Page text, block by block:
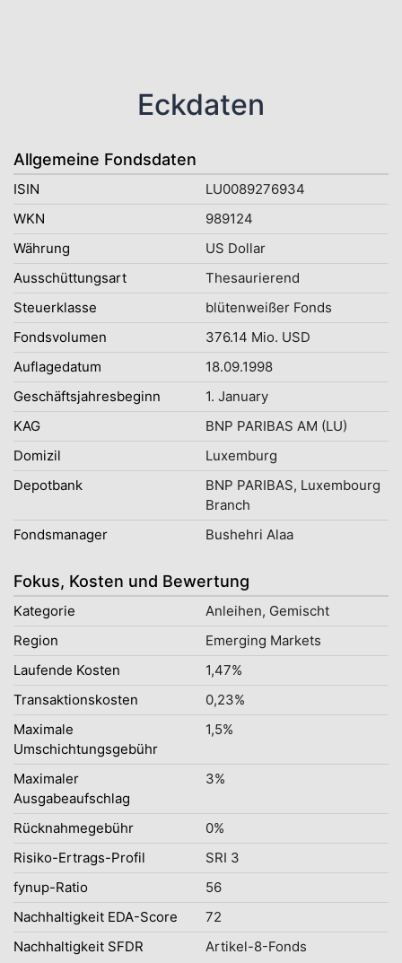
Eckdaten
Allgemeine Fondsdaten
ISIN
LU0089276934
WKN
989124
Währung
US Dollar
Ausschüttungsart
Thesaurierend
Steuerklasse
blütenweißer Fonds
Fondsvolumen
376.14 Mio. USD
Auflagedatum
18.09.1998
Geschäftsjahresbeginn
1. January
KAG
BNP PARIBAS AM (LU)
Domizil
Luxemburg
Depotbank
BNP PARIBAS, Luxembourg
Branch
Fondsmanager
Bushehri Alaa
Fokus, Kosten und Bewertung
Kategorie
Anleihen, Gemischt
Region
Emerging Markets
Laufende Kosten
1,47%
Transaktionskosten
0,23%
Maximale
Umschichtungsgebühr
1,5%
Maximaler
Ausgabeaufschlag
3%
Rücknahmegebühr
0%
Risiko-Ertrags-Profil
SRI 3
fynup-Ratio
56
Nachhaltigkeit EDA-Score
72
Nachhaltigkeit SFDR
Artikel-8-Fonds